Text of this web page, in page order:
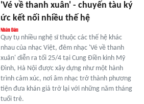
'Vé về thanh xuân' - chuyến tàu ký
ức kết nối nhiều thế hệ
Quy tụ nhiều nghệ sĩ thuộc các thế hệ khác
nhau của nhạc Việt, đêm nhạc 'Vé về thanh
xuân' diễn ra tối 25/4 tại Cung Điền kinh Mỹ
Đình, Hà Nội được xây dựng như một hành
trình cảm xúc, nơi âm nhạc trở thành phương
tiện đưa khán giả trở lại với những năm tháng
tuổi trẻ.